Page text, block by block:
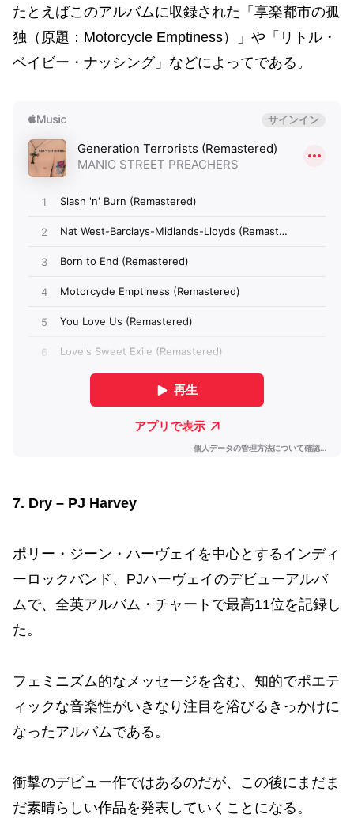
たとえばこのアルバムに収録された「享楽都市の孤
独（原題：Motorcycle Emptiness）」や「リトル・
ベイビー・ナッシング」などによってである。
7. Dry – PJ Harvey
ポリー・ジーン・ハーヴェイを中心とするインディ
ーロックバンド、PJハーヴェイのデビューアルバ
ムで、全英アルバム・チャートで最高11位を記録し
た。
フェミニズム的なメッセージを含む、知的でポエテ
ィックな音楽性がいきなり注目を浴びるきっかけに
なったアルバムである。
衝撃のデビュー作ではあるのだが、この後にまだま
だ素晴らしい作品を発表していくことになる。